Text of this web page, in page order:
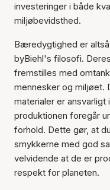
investeringer i både
miljøbevidsthed.
Bæredygtighed er
byBiehl's filosofi.
fremstilles med
mennesker og miljøet.
materialer er ansvarligt
produktionen foregår
forhold. Dette gør, at
smykkerne med god
velvidende at de er
respekt for planeten.